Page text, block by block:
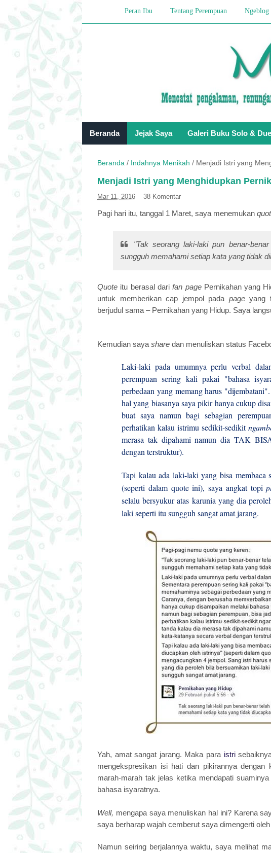
Peran Ibu Tentang Perempuan
Beranda Jejak Saya Galeri Buku Solo &
Beranda / Indahnya Menikah / Menjadi Istri yang
Menjadi Istri yang Menghidupkan
Mar 11, 2016 38 Komentar
Pagi hari itu, tanggal 1 Maret, saya menemukan
"Tak seorang laki-laki pun benar-
sungguh memahami setiap kata yang tidak
Quote itu berasal darifan page Pernikahan yang
untuk memberikan cap jempol pada page yang
berjudul sama – Pernikahan yang Hidup. Saya
Kemudian saya share dan menuliskan status
Laki-laki pada umumnya perlu verbal
perempuan sering kali pakai "bahasa
perbedaan yang memang harus
hal yang biasanya saya pikir hanya cukup
buat saya namun bagi sebagian
perhatikan kalau istrimu sedikit-sedikit
merasa tak dipahami namun dia TAK
dengan terstruktur).
Tapi kalau ada laki-laki yang bisa
(seperti dalam quote ini), saya angkat topi
selalu bersyukur atas karunia yang dia
laki seperti itu sungguh sangat amat jarang.
Yah, amat sangat jarang. Maka para istri
mengekspresikan isi hati dan pikirannya
marah-marah tak jelas ketika mendapati
bahasa isyaratnya.
Well, mengapa saya menuliskan hal ini? Karena
saya berharap wajah cemberut saya dimengerti
Namun seiring berjalannya waktu, saya melihat